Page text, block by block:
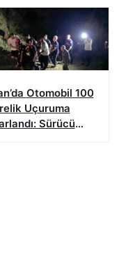
Otomobil 100
Uçuruma
Sürücü